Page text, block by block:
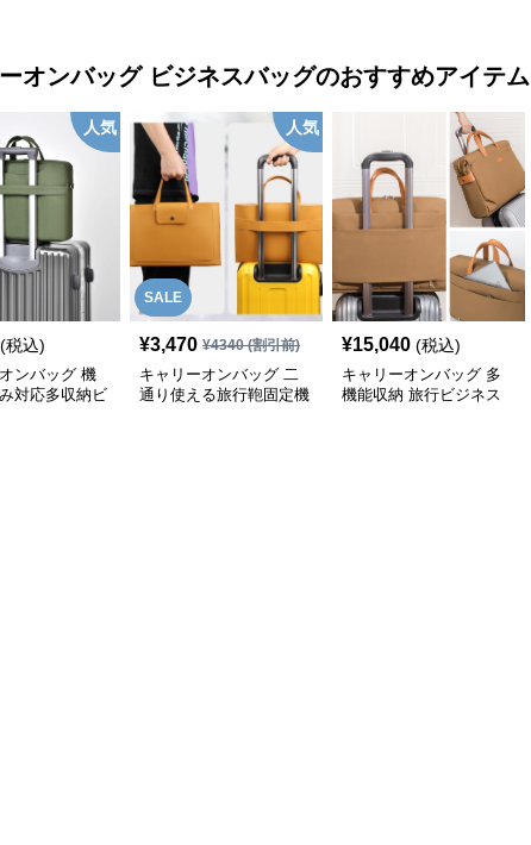
オンバッグ ビジネスバッグのおすすめアイテム
人気
(税込)
ンバッグ 機
対応多収納ビ
SALE
人気
¥3,470 ¥4340(割引前)
キャリーオンバッグ 二
通り使える旅行鞄固定機
¥15,040 (税込)
キャリーオンバッグ 多
機能収納 旅行ビジネス